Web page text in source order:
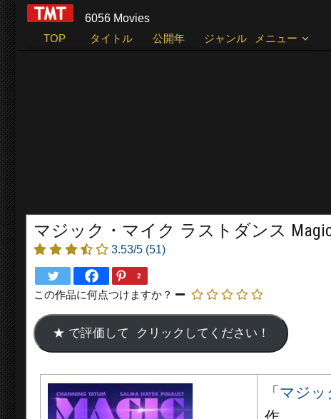
6056 Movies
TOP
タイトル 公開年 ジャンル メニュー
マジック・マイク ラストダンス Magic
3.53/5 (51)
2
この作品に何点つけますか？
「 マジッ